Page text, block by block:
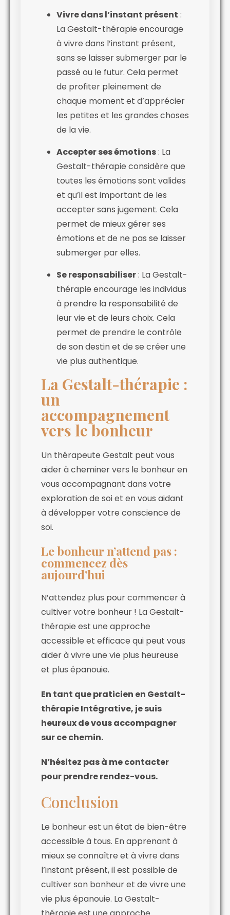
Vivre dans l’instant présent :
La Gestalt-thérapie encourage
à vivre dans l’instant présent,
sans se laisser submerger par le
passé ou le futur. Cela permet
de profiter pleinement de
chaque moment et d’apprécier
les petites et les grandes choses
de la vie.
Accepter ses émotions: La
Gestalt-thérapie considère que
toutes les émotions sont valides
et qu’il est important de les
accepter sans jugement. Cela
permet de mieux gérer ses
émotions et de ne pas se laisser
submerger par elles.
Se responsabiliser: La Gestalt-
thérapie encourage les individus
à prendre la responsabilité de
leur vie et de leurs choix. Cela
permet de prendre le contrôle
de son destin et de se créer une
vie plus authentique.
La Gestalt-thérapie :
un
accompagnement
vers le bonheur
Un thérapeute Gestalt peut vous
aider à cheminer vers le bonheur en
vous accompagnant dans votre
exploration de soi et en vous aidant
à développer votre conscience de
soi.
Le bonheur n’attend pas :
commencez dès
aujourd’hui
N’attendez plus pour commencer à
cultiver votre bonheur ! La Gestalt-
thérapie est une approche
accessible et efficace qui peut vous
aider à vivre une vie plus heureuse
et plus épanouie.
En tant que praticien en Gestalt-
thérapie Intégrative, je suis
heureux de vous accompagner
sur ce chemin.
N’hésitez pas à me contacter
pour prendre rendez-vous.
Conclusion
Le bonheur est un état de bien-être
accessible à tous. En apprenant à
mieux se connaître et à vivre dans
l’instant présent, il est possible de
cultiver son bonheur et de vivre une
vie plus épanouie. La Gestalt-